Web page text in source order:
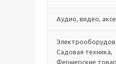
Аудио, видео,
Садовая техника,
Фермерские